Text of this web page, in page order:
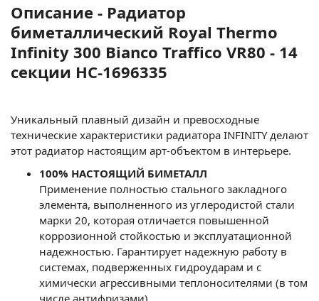
Описание - Радиатор
биметаллический Royal Thermo
Infinity 300 Bianco Traffico VR80 - 14
секции НС-1696335
Уникальный плавный дизайн и превосходные
технические характеристики радиатора INFINITY делают
этот радиатор настоящим арт-объектом в интерьере.
100% НАСТОЯЩИЙ БИМЕТАЛЛ
Применение полностью стального закладного
элемента, выполненного из углеродистой стали
марки 20, которая отличается повышенной
коррозионной стойкостью и эксплуатационной
надежностью. Гарантирует надежную работу в
системах, подверженных гидроударам и с
химически агрессивными теплоносителями (в том
числе антифризами).